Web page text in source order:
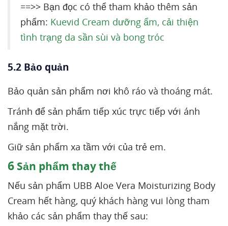
==>> Bạn đọc có thể tham khảo thêm sản
phẩm: Kuevid Cream dưỡng ẩm, cải thiện
tình trạng da sần sùi và bong tróc
5.2 Bảo quản
Bảo quản sản phẩm nơi khô ráo và thoáng mát.
Tránh để sản phẩm tiếp xúc trực tiếp với ánh
nắng mặt trời.
Giữ sản phẩm xa tầm với của trẻ em.
6 Sản phẩm thay thế
Nếu sản phẩm UBB Aloe Vera Moisturizing Body
Cream hết hàng, quý khách hàng vui lòng tham
khảo các sản phẩm thay thế sau: